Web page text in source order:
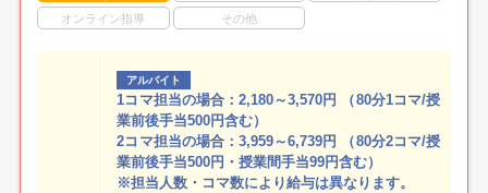
オンライン指導 その他
アルバイト
1コマ担当の場合：2,180～3,570円 （80分1コマ/授
業前後手当500円含む）
2コマ担当の場合：3,959～6,739円 （80分2コマ/授
業前後手当500円・授業間手当99円含む）
※担当人数・コマ数により給与は異なります。